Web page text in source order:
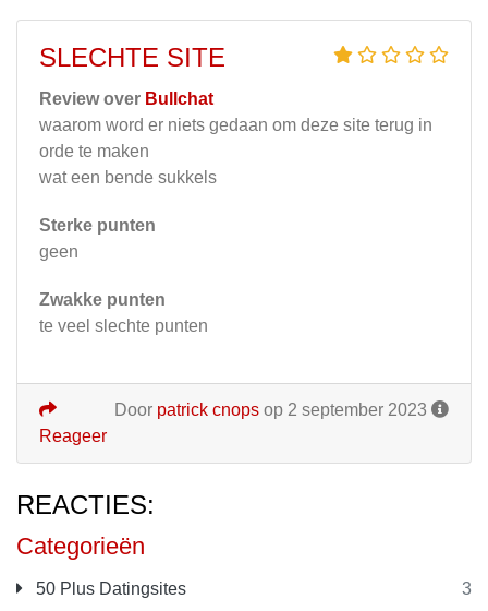
Categorieën
50 Plus Datingsites 3
SLECHTE SITE
Review over Bullchat
waarom word er niets gedaan om deze site terug in
orde te maken
wat een bende sukkels
Sterke punten
geen
Zwakke punten
te veel slechte punten
Door patrick cnops op 2 september 2023
Reageer
REACTIES: